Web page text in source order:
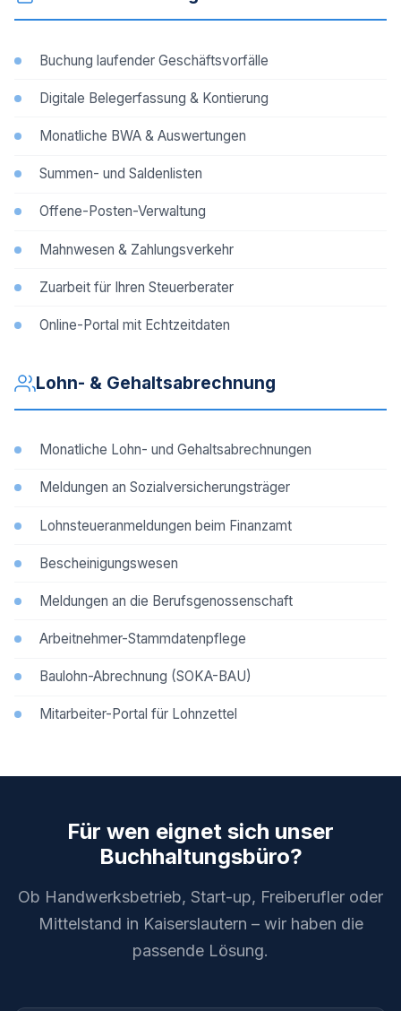
Buchung laufender Geschäftsvorfälle
Digitale Belegerfassung & Kontierung
Monatliche BWA & Auswertungen
Summen- und Saldenlisten
Offene-Posten-Verwaltung
Mahnwesen & Zahlungsverkehr
Zuarbeit für Ihren Steuerberater
Online-Portal mit Echtzeitdaten
Lohn- & Gehaltsabrechnung
Monatliche Lohn- und Gehaltsabrechnungen
Meldungen an Sozialversicherungsträger
Lohnsteueranmeldungen beim Finanzamt
Bescheinigungswesen
Meldungen an die Berufsgenossenschaft
Arbeitnehmer-Stammdatenpflege
Baulohn-Abrechnung (SOKA-BAU)
Mitarbeiter-Portal für Lohnzettel
Für wen eignet sich unser
Buchhaltungsbüro?
Ob Handwerksbetrieb, Start-up, Freiberufler oder
Mittelstand in Kaiserslautern – wir haben die
passende Lösung.